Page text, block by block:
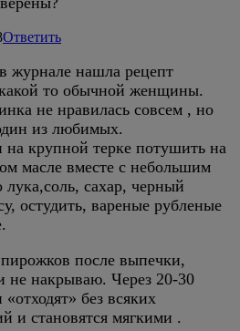
Ответить
журнале нашла рецепт
то обычной женщины.
не нравилась совсем , но
из любимых.
крупной терке потушить на
масле вместе с небольшим
лука,соль, сахар, черный
остудить, вареные рубленые
после выпечки,
не накрываю. Через 20-30
без всяких
и становятся мягкими .